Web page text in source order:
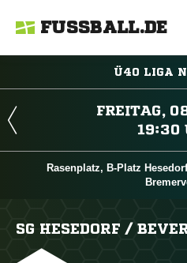
FUSSBALL.DE
Ü40 LIGA


Rasenplatz, B-Platz
SG HESEDORF /​